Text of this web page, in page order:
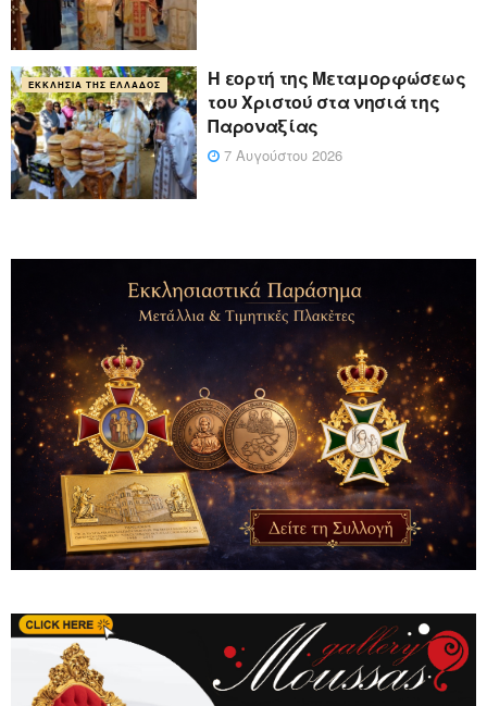
ΕΚΚΛΗΣΊΑ ΤΗΣ ΕΛΛΆΔΟΣ
Η εορτή της Μεταμορφώσεως
του Χριστού στα νησιά της
Παροναξίας
7 Αυγούστου 2026